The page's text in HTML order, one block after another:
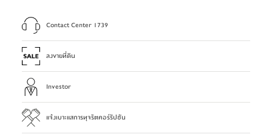
Contact Center 1739
ลงขายที่ดิน
Investor
แจ้งเบาะแสการทุจริตคอร์รัปชัน